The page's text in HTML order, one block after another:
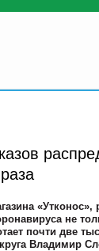
не
почти две
Владимир